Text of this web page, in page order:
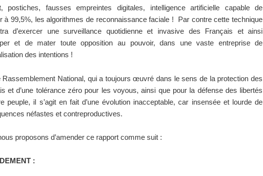
postiches, fausses empreintes digitales, intelligence artificielle capable de
à 99,5%, les algorithmes de reconnaissance faciale ! Par contre cette technique
d’exercer une surveillance quotidienne et invasive des Français et ainsi
et de mater toute opposition au pouvoir, dans une vaste entreprise de
des intentions !
Rassemblement National, qui a toujours œuvré dans le sens de la protection des
et d’une tolérance zéro pour les voyous, ainsi que pour la défense des libertés
peuple, il s’agit en fait d’une évolution inacceptable, car insensée et lourde de
néfastes et contreproductives.
proposons d’amender ce rapport comme suit :
: